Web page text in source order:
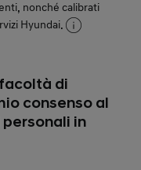
nonché calibrati
Hyundai.
di
consenso al
in